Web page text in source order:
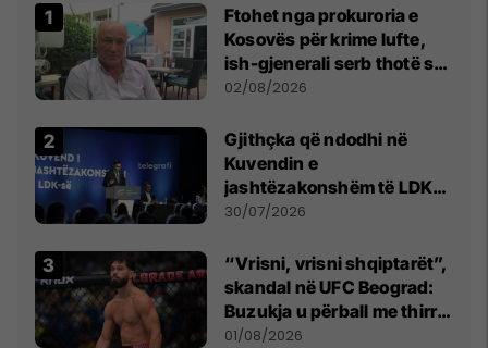
Ftohet nga prokuroria e
Kosovës për krime lufte,
ish-gjenerali serb thotë se
dikush e tradhtoi në
02/08/2026
Gjithçka që ndodhi në
Kuvendin e
jashtëzakonshëm të LDK-
së
30/07/2026
“Vrisni, vrisni shqiptarët”,
skandal në UFC Beograd:
Buzukja u përball me thirrje
anti-shqiptare nga
01/08/2026